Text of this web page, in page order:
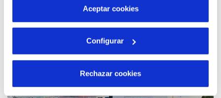
más información en nuestraPolítica de Cookies
Aceptar cookies
Configurar
Rechazar cookies
Viaqua y la Asociación Hostelería
Compostela firman un convenio de